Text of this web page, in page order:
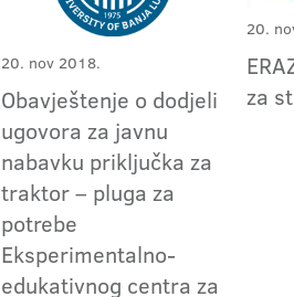
20. nov 2018.
Obavještenje o dodjeli
ugovora za javnu
nabavku priključka za
traktor – pluga za
potrebe
Eksperimentalno-
edukativnog centra za
20.
za